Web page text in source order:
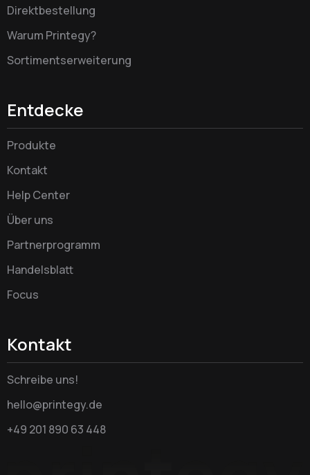
Direktbestellung
Warum Printegy?
Sortimentserweiterung
Entdecke
Produkte
Kontakt
Help Center
Über uns
Partnerprogramm
Handelsblatt
Focus
Kontakt
Schreibe uns!
hello@printegy.de
+49 201 890 63 448